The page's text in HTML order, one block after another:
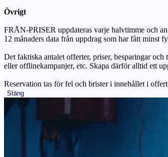
Övrigt
FRÅN-PRISER uppdateras varje halvtimme och
12 månaders data från uppdrag som har fått minst
Det faktiska antalet offerter, priser, besparingar
eller offlinekampanjer, etc. Skapa därför alltid ett
Reservation tas för fel och brister i innehållet i
Stäng